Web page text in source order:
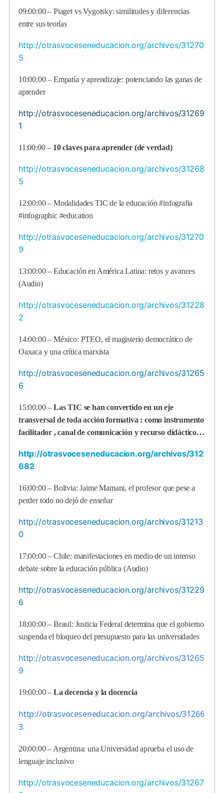
09:00:00 – Piaget vs Vygotsky: similitudes y diferencias
entre sus teorías
http://otrasvoceseneducacion.org/archivos/31270
5
10:00:00 – Empatía y aprendizaje: potenciando las ganas de
aprender
http://otrasvoceseneducacion.org/archivos/31269
1
11:00:00 – 10 claves para aprender (de verdad)
http://otrasvoceseneducacion.org/archivos/31268
5
12:00:00 – Modalidades TIC de la educación #infografia
#infographic #education
http://otrasvoceseneducacion.org/archivos/31270
9
13:00:00 – Educación en América Latina: retos y avances
(Audio)
http://otrasvoceseneducacion.org/archivos/31228
2
14:00:00 – México: PTEO, el magisterio democrático de
Oaxaca y una crítica marxista
http://otrasvoceseneducacion.org/archivos/31265
6
15:00:00 –Las TIC se han convertido en un eje
transversal de toda acción formativa : como instrumento
facilitador , canal de comunicación y recurso didáctico…
http://otrasvoceseneducacion.org/archivos/312
682
16:00:00 – Bolivia: Jaime Mamani, el profesor que pese a
perder todo no dejó de enseñar
http://otrasvoceseneducacion.org/archivos/31213
0
17:00:00 – Chile: manifestaciones en medio de un intenso
debate sobre la educación pública (Audio)
http://otrasvoceseneducacion.org/archivos/31229
6
18:00:00 – Brasil: Justicia Federal determina que el gobierno
suspenda el bloqueo del presupuesto para las universidades
http://otrasvoceseneducacion.org/archivos/31265
9
19:00:00 –La decencia y la docencia
http://otrasvoceseneducacion.org/archivos/31266
3
20:00:00 – Argentina: una Universidad aprueba el uso de
lenguaje inclusivo
http://otrasvoceseneducacion.org/archivos/31267